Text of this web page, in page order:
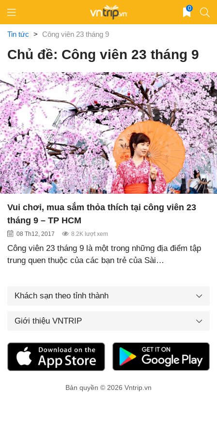
content
0
Tin tức > Công viên 23 tháng 9
Chủ đề: Công viên 23 tháng 9
Vui chơi, mua sắm thỏa thích tại công viên 23
tháng 9 – TP HCM
08 Th12, 2017 8.2K lượt xem
Công viên 23 tháng 9 là một trong những địa điểm tập
trung quen thuộc của các bạn trẻ của Sài…
Khách sạn theo tỉnh thành
Giới thiệu VNTRIP
Bản quyền © 2026 Vntrip.vn